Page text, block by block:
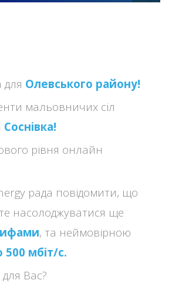
Олевського району!
мальовничих сіл
Соснівка!
рівня онлайн
рада повідомити, що
насолоджуватися ще
, та неймовірною
мбіт/с.
Вас?